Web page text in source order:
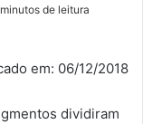
de leitura
em: 06/12/2018
dividiram